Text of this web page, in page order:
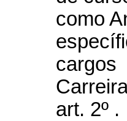
como
art. 2º .